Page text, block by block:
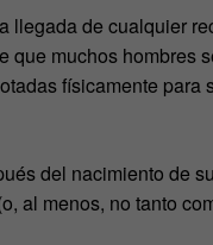
llegada de cualquier
muchos hombres
físicamente para
del nacimiento de
al menos, no tanto